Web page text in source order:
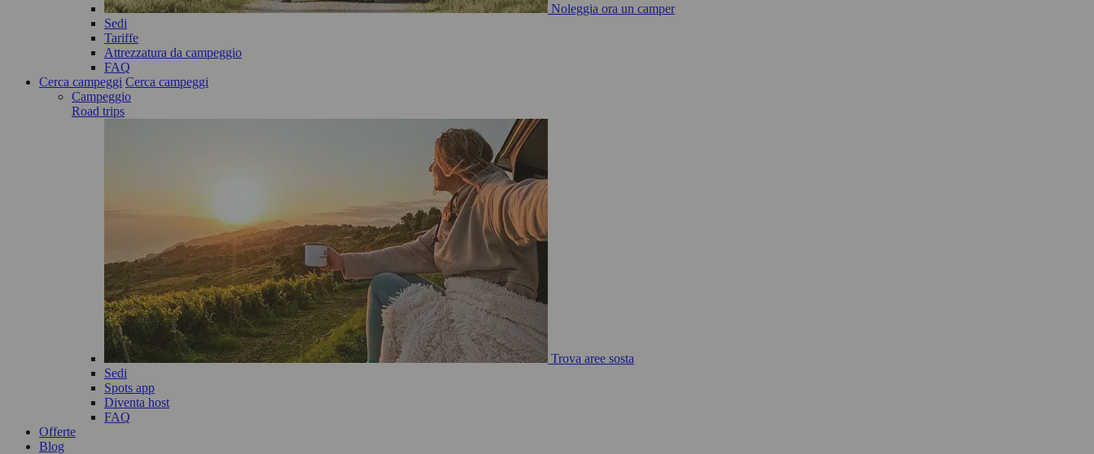
Noleggia ora un camper
Sedi
Tariffe
Attrezzatura da campeggio
FAQ
Cerca campeggi Cerca campeggi
Campeggio
Road trips
Trova aree sosta
Sedi
Spots app
Diventa host
FAQ
Offerte
Blog